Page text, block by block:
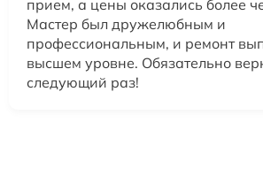
прием, а цены оказались более
Мастер был дружелюбным и
профессиональным, и ремонт
высшем уровне. Обязательно
следующий раз!